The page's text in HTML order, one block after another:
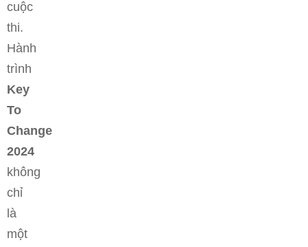
cuộc
thi.
Hành
trình
Key
To
Change
2024
không
chỉ
là
một